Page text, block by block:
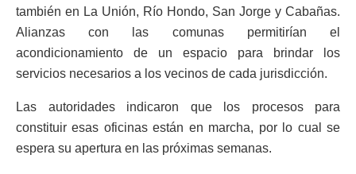
también en La Unión, Río Hondo, San Jorge y Cabañas.
Alianzas con las comunas permitirían el
acondicionamiento de un espacio para brindar los
servicios necesarios a los vecinos de cada jurisdicción.
Las autoridades indicaron que los procesos para
constituir esas oficinas están en marcha, por lo cual se
espera su apertura en las próximas semanas.